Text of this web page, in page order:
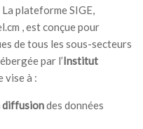
plateforme SIGE,
, est conçue pour
de tous les sous-secteurs
par l’Institut
vise à :
diffusiondes données